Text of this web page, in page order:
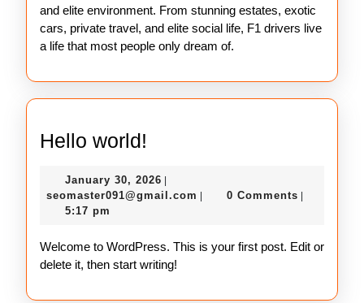
and elite environment. From stunning estates, exotic
cars, private travel, and elite social life, F1 drivers live
a life that most people only dream of.
Hello world!
January 30, 2026 January
30,
seomaster091@gmail.com seomaster091@gmail.com
0 Comments
5:17 pm
Welcome to WordPress. This is your first post. Edit or
delete it, then start writing!